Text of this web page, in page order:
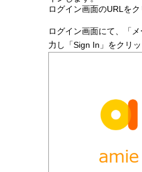
ログイン画面のURLをク
ログイン画面にて、「
力し「Sign In」をクリッ